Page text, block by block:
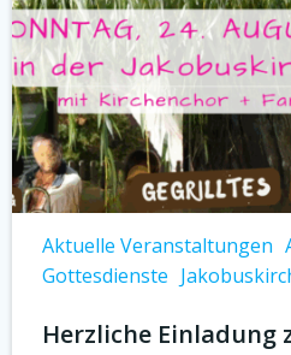
Aktuelle Veranstaltungen
Gottesdienste
Herzliche Einladung